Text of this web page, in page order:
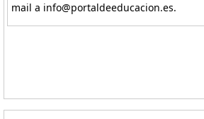
mail a info@portaldeeducacion.es.